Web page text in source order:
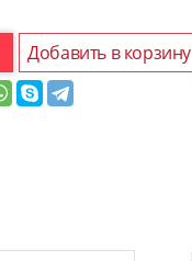
Добавить в корзину